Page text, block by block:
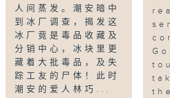
人间蒸发。潮安暗中
到冰厂调查，揭发这
冰厂竟是毒品收藏及
分销中心，冰块里更
藏着大批毒品，及失
踪工友的尸体！此时
潮安的爱人林巧...